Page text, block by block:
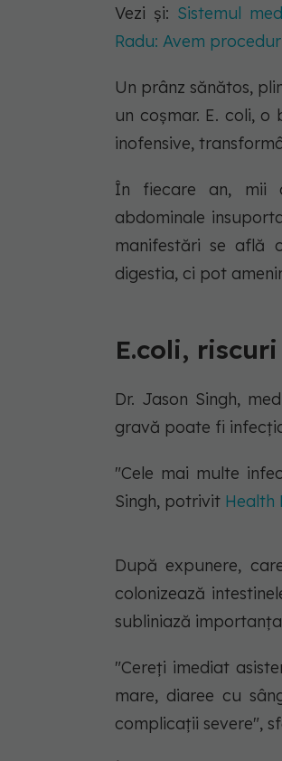
Vezi și: Sistemul
Radu: Avem
Un prânz sănătos,
un coșmar. E. coli,
inofensive,
În fiecare an, mii
abdominale
manifestări se află
digestia, ci pot
E.coli, riscuri
Dr. Jason Singh,
gravă poate fi
"Cele mai multe
Singh, potrivit Health
După expunere,
colonizează
subliniază
"Cereți imediat
mare, diaree cu
complicații severe",